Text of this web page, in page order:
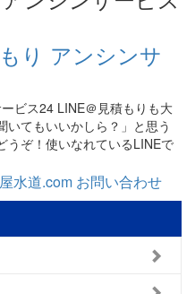
ビス24 LINE＠見積もりも大
てもいいかしら？」と思う
うぞ！使いなれているLINEで